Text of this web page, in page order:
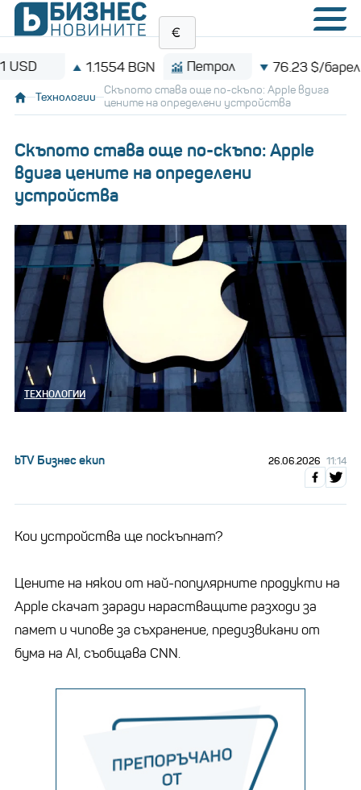
1.1554 BGN Петрол 76.23 $/барел
Технологии
Скъпото става още по-скъпо: Apple вдига
цените на определени устройства
Скъпото става още по-скъпо: Apple
вдига цените на определени
устройства
ТЕХНОЛОГИИ
bTV Бизнес екип 26.06.2026 11:14
Кои устройства ще поскъпнат?
Цените на някои от най-популярните продукти на
Apple скачат заради нарастващите разходи за
памет и чипове за съхранение, предизвикани от
бума на AI, съобщава CNN.